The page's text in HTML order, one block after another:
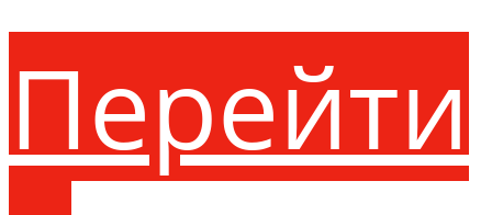
Перейти